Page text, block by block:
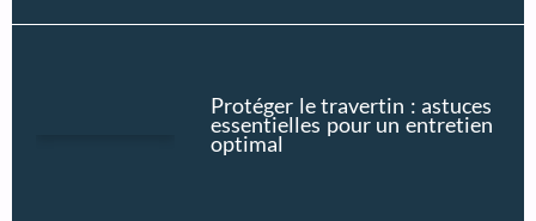
Protéger le travertin : astuces
essentielles pour un entretien
optimal